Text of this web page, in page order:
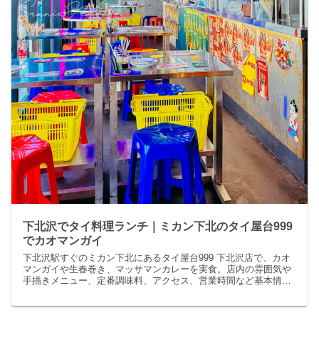
下北沢でタイ料理ランチ｜ミカン下北のタイ屋台999
でカオマンガイ
下北沢駅すぐのミカン下北にあるタイ屋台999 下北沢店で、カオ
マンガイや生春巻き、マッサマンカレーを実食。店内の雰囲気や
手描きメニュー、定番調味料、アクセス、営業時間など基本情報
介。